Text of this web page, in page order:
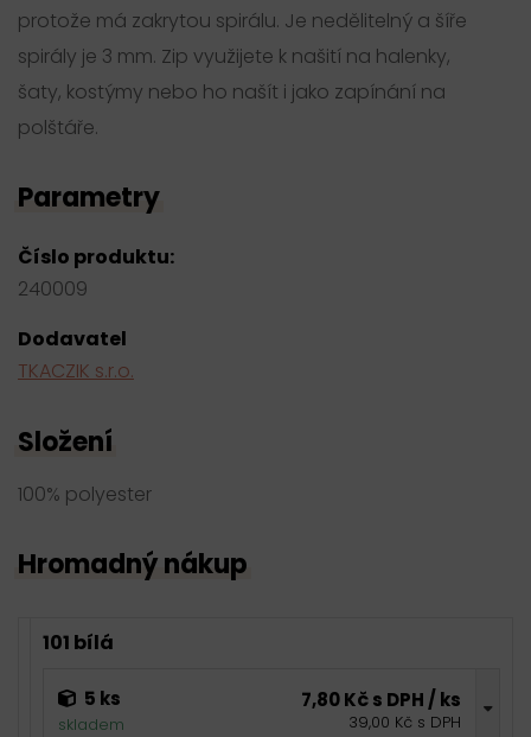
protože má zakrytou spirálu. Je nedělitelný a šíře
spirály je 3 mm. Zip využijete k našití na halenky,
šaty, kostýmy nebo ho našít i jako zapínání na
polštáře.
Parametry
Číslo produktu:
240009
Dodavatel
TKACZIK s.r.o.
Složení
100% polyester
Hromadný nákup
101 bílá
5 ks
skladem
7,80 Kč s DPH / ks
39,00 Kč s DPH